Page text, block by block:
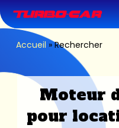
to
main
content
Accueil »Rechercher
Moteur
pour